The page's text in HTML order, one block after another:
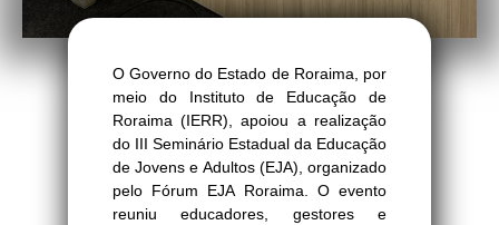
O Governo do Estado de Roraima, por
meio do Instituto de Educação de
Roraima (IERR), apoiou a realização
do III Seminário Estadual da Educação
de Jovens e Adultos (EJA), organizado
pelo Fórum EJA Roraima. O evento
reuniu educadores, gestores e